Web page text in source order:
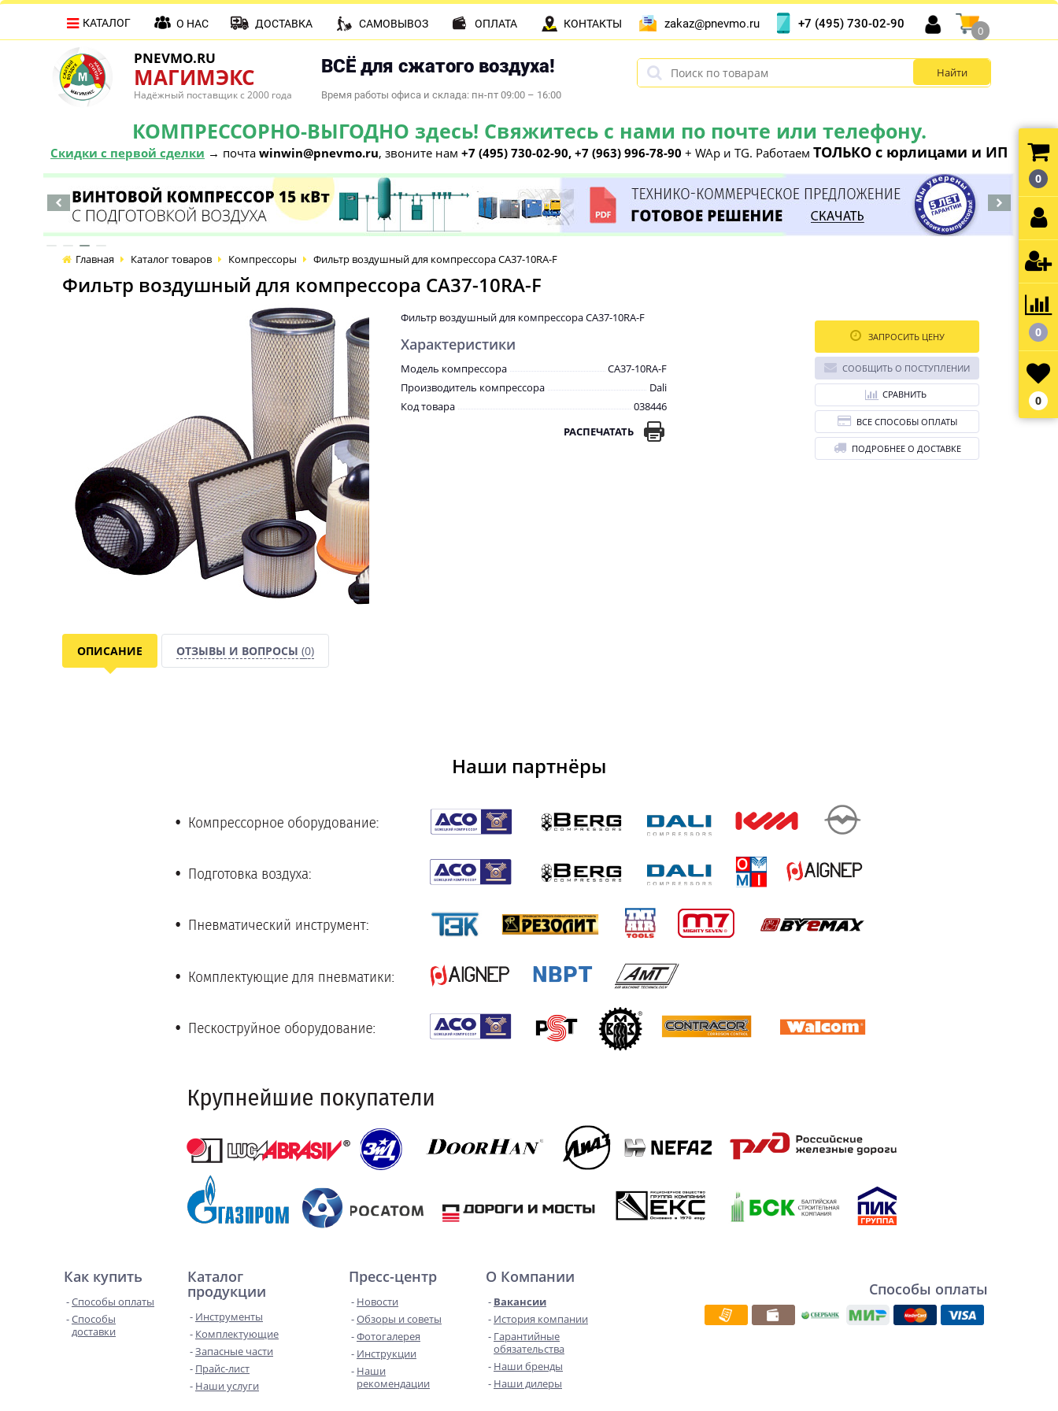
PNEVMO.RU
МАГИМЭКС
Надёжный поставщик с 2000 года
ВСЁ для сжатого воздуха!
Время работы офиса и склада: пн-пт 09:00 – 16:00
КОМПРЕССОРНО-ВЫГОДНО здесь! Свяжитесь с нами по почте или телефону.
Скидки с первой сделки → почта winwin@pnevmo.ru, звоните нам +7 (495) 730-02-90, +7 (963) 996-78-90 + WAp и TG. Работаем ТОЛЬКО с юрлицами и ИП
КАТАЛОГ О НАС ДОСТАВКА САМОВЫВОЗ ОПЛАТА КОНТАКТЫ zakaz@pnevmo.ru +7 (495) 730-02-90
0
Главная Каталог товаров Компрессоры Фильтр воздушный для компрессора CA37-10RA-F
Фильтр воздушный для компрессора CA37-10RA-F
Фильтр воздушный для компрессора CA37-10RA-F
Характеристики
Модель компрессора
CA37-10RA-F
Производитель компрессора
Dali
Код товара
038446
РАСПЕЧАТАТЬ
ЗАПРОСИТЬ ЦЕНУ
СООБЩИТЬ О ПОСТУПЛЕНИИ
СРАВНИТЬ
ВСЕ СПОСОБЫ ОПЛАТЫ
ПОДРОБНЕЕ О ДОСТАВКЕ
ОПИСАНИЕ ОТЗЫВЫ И ВОПРОСЫ (0)
Наши партнёры
Как купить
Способы оплаты
Способы
доставки
Каталог
продукции
Инструменты
Комплектующие
Запасные части
Прайс-лист
Наши услуги
Пресс-центр
Новости
Обзоры и советы
Фотогалерея
Инструкции
Наши
рекомендации
О Компании
Вакансии
История компании
Гарантийные
обязательства
Наши бренды
Наши дилеры
Способы оплаты
0
0
0